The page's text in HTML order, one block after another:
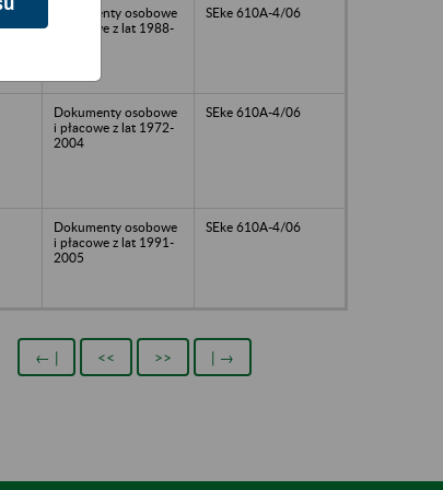
Dokumenty osobowe
i płacowe z lat 1988-
SEke 610A-4/06
Dokumenty osobowe
i płacowe z lat 1972-
2004
SEke 610A-4/06
Dokumenty osobowe
i płacowe z lat 1991-
2005
SEke 610A-4/06
← | << >> | →